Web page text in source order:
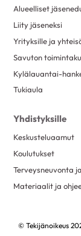
Alueelliset
Liity jäseneksi
Yrityksille ja
Savuton
Kylälauantai-
Tukiaula
Yhdistyksille
Keskusteluaamut
Koulutukset
Terveysneuvonta
Materiaalit ja
© Tekijänoikeus